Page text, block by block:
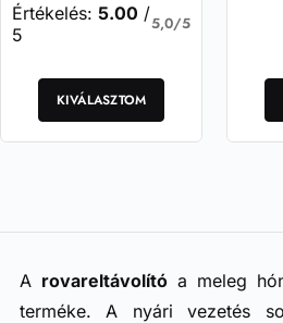
felület károsítása nélkül.
Értékelés: 5.00 /
5
5,0/5
KIVÁLASZTOM
Ennek
terméknek
több
változatok
termékoldalon
választhatók
Ennek
több
ki
A rovareltávolító a meleg
terméke. A nyári vezetés